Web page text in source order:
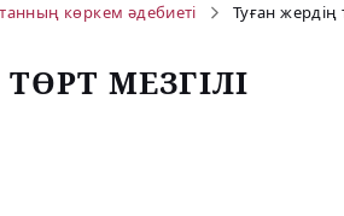
көркем әдебиеті Туған жердің
МЕЗГІЛІ